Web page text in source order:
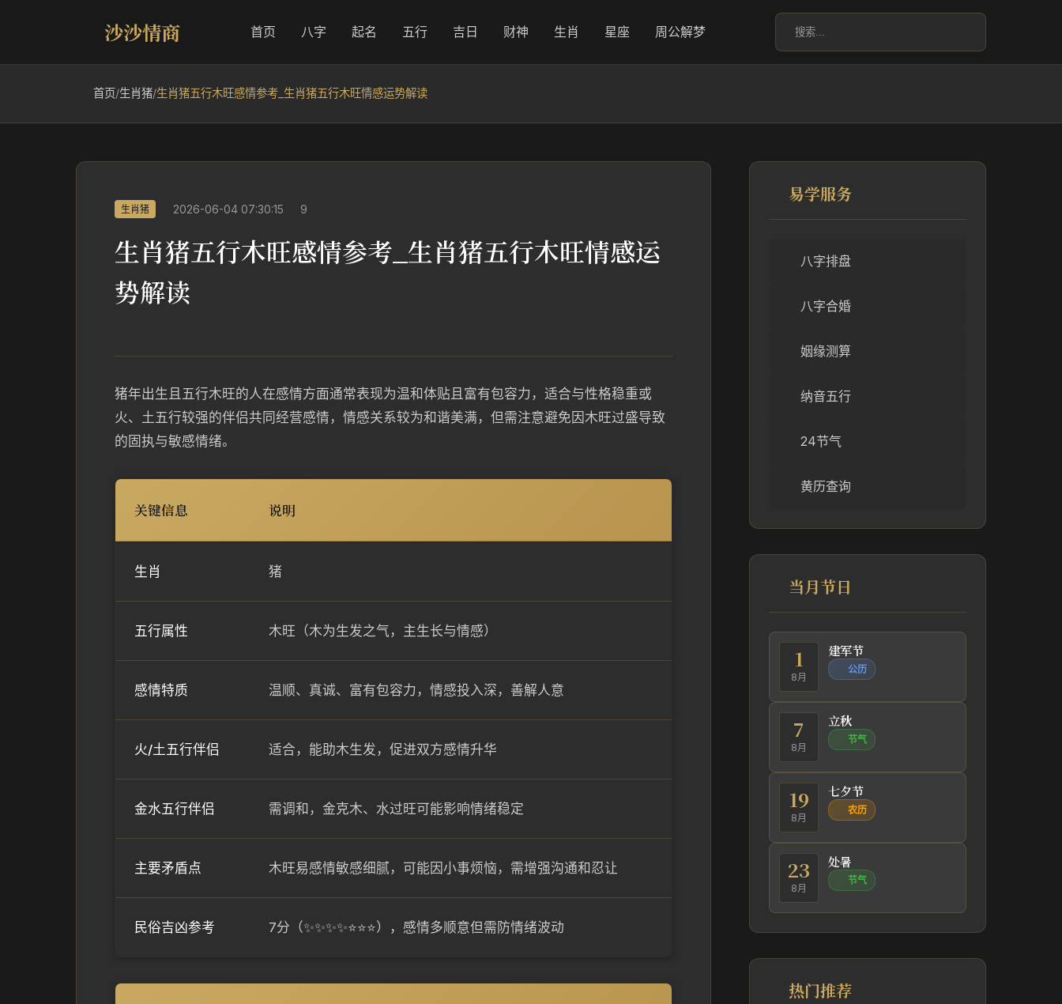
沙沙情商 首页 八字 起名 五行 吉日 财神 生肖 星座 周公解梦
首页/生肖猪/生肖猪五行木旺感情参考_生肖猪五行木旺情感运势解读
生肖猪 2026-06-04 07:30:15 9
生肖猪五行木旺感情参考_生肖猪五行木旺情感运
势解读
猪年出生且五行木旺的人在感情方面通常表现为温和体贴且富有包容力，适合与性格稳重或
火、土五行较强的伴侣共同经营感情，情感关系较为和谐美满，但需注意避免因木旺过盛导致
的固执与敏感情绪。
关键信息 说明
生肖 猪
五行属性 木旺（木为生发之气，主生长与情感）
感情特质 温顺、真诚、富有包容力，情感投入深，善解人意
火/土五行伴侣 适合，能助木生发，促进双方感情升华
金水五行伴侣 需调和，金克木、水过旺可能影响情绪稳定
主要矛盾点 木旺易感情敏感细腻，可能因小事烦恼，需增强沟通和忍让
民俗吉凶参考 7分（✨✨✨✨⭐⭐⭐），感情多顺意但需防情绪波动
易学服务
八字排盘
八字合婚
姻缘测算
纳音五行
24节气
黄历查询
当月节日
1
8月
建军节
公历
7
8月
立秋
节气
19
8月
七夕节
农历
23
8月
处暑
节气
热门推荐